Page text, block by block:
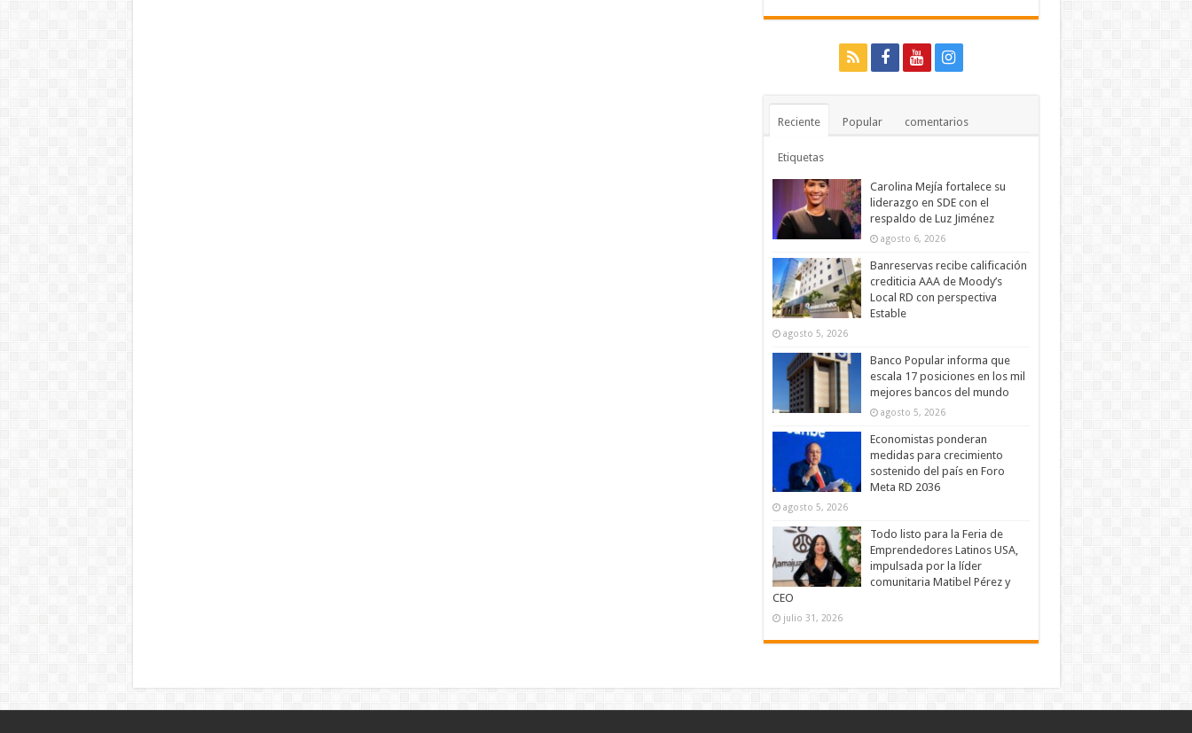
Reciente Popular comentarios
Etiquetas
Carolina Mejía fortalece su
liderazgo en SDE con el
respaldo de Luz Jiménez
agosto 6, 2026
Banreservas recibe calificación
crediticia AAA de Moody’s
Local RD con perspectiva
Estable
agosto 5, 2026
Banco Popular informa que
escala 17 posiciones en los mil
mejores bancos del mundo
agosto 5, 2026
Economistas ponderan
medidas para crecimiento
sostenido del país en Foro
Meta RD 2036
agosto 5, 2026
Todo listo para la Feria de
Emprendedores Latinos USA,
impulsada por la líder
comunitaria Matibel Pérez y
CEO
julio 31, 2026